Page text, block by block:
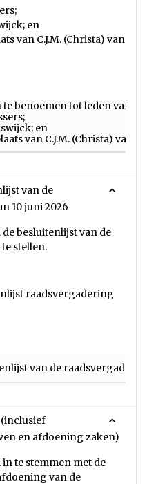
en
van C.J.M. (Christa) van
benoemen tot leden van
en
van C.J.M. (Christa) van
van de
10 juni 2026
besluitenlijst van de
stellen.
raadsvergadering
van de
en afdoening zaken)
te stemmen met de
van de